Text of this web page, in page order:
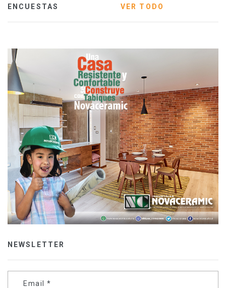
ENCUESTAS VER TODO
NEWSLETTER
Email *